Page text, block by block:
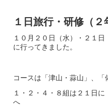
１日旅行・研修（２
１０月２０日（水）・２１
に行ってきました。
コースは「津山・蒜山」、
１・２・４・８組は２１日
へ